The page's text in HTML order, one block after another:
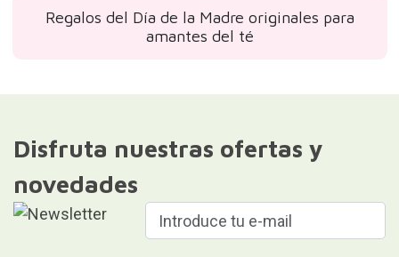
Regalos del Día de la Madre originales para
amantes del té
Disfruta nuestras ofertas y
novedades